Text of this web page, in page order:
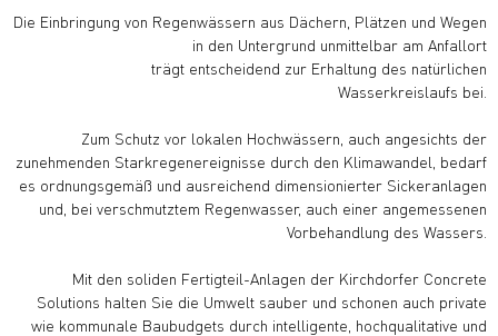
Die Einbringung von Regenwässern aus Dächern, Plätzen und Wegen
in den Untergrund unmittelbar am Anfallort
trägt entscheidend zur Erhaltung des natürlichen
Wasserkreislaufs bei.
Zum Schutz vor lokalen Hochwässern, auch angesichts der
zunehmenden Starkregenereignisse durch den Klimawandel, bedarf
es ordnungsgemäß und ausreichend dimensionierter Sickeranlagen
und, bei verschmutztem Regenwasser, auch einer angemessenen
Vorbehandlung des Wassers.
Mit den soliden Fertigteil-Anlagen der Kirchdorfer Concrete
Solutions halten Sie die Umwelt sauber und schonen auch private
wie kommunale Baubudgets durch intelligente, hochqualitative und